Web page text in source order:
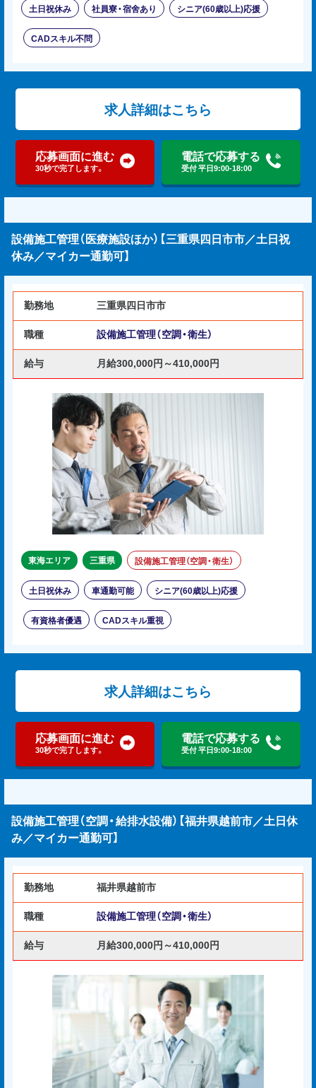
土日祝休み 社員寮・宿舍あり シニア(60歳以上)応援
CADスキル不問
求人詳細はこちら
応募画面に進む
30秒で完了します。
電話で応募する
受付 平日9:00-18:00
設備施工管理（医療施設ほか）【三重県四日市市／土日祝
休み／マイカー通勤可】
勤務地 三重県四日市市
職種 設備施工管理（空調・衛生）
給与 月給300,000円～410,000円
東海エリア 三重県 設備施工管理（空調・衛生）
土日祝休み 車通勤可能 シニア(60歳以上)応援
有資格者優遇 CADスキル重視
求人詳細はこちら
応募画面に進む
30秒で完了します。
電話で応募する
受付 平日9:00-18:00
設備施工管理（空調・給排水設備）【福井県越前市／土日休
み／マイカー通勤可】
勤務地 福井県越前市
職種 設備施工管理（空調・衛生）
給与 月給300,000円～410,000円